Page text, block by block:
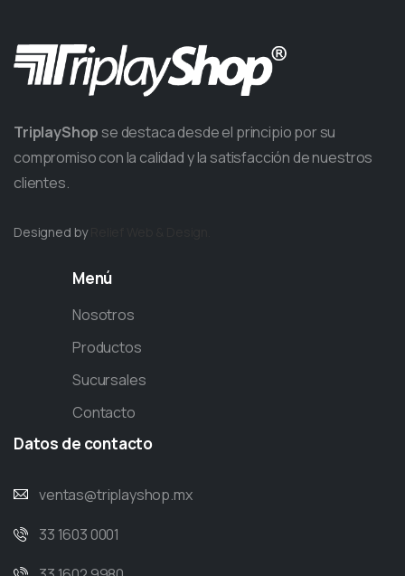
TriplayShop se destaca desde el principio por su
compromiso con la calidad y la satisfacción de nuestros
clientes.
Designed by
Menú
Nosotros
Productos
Sucursales
Contacto
Datos de contacto
ventas@triplayshop.mx
33 1603 0001